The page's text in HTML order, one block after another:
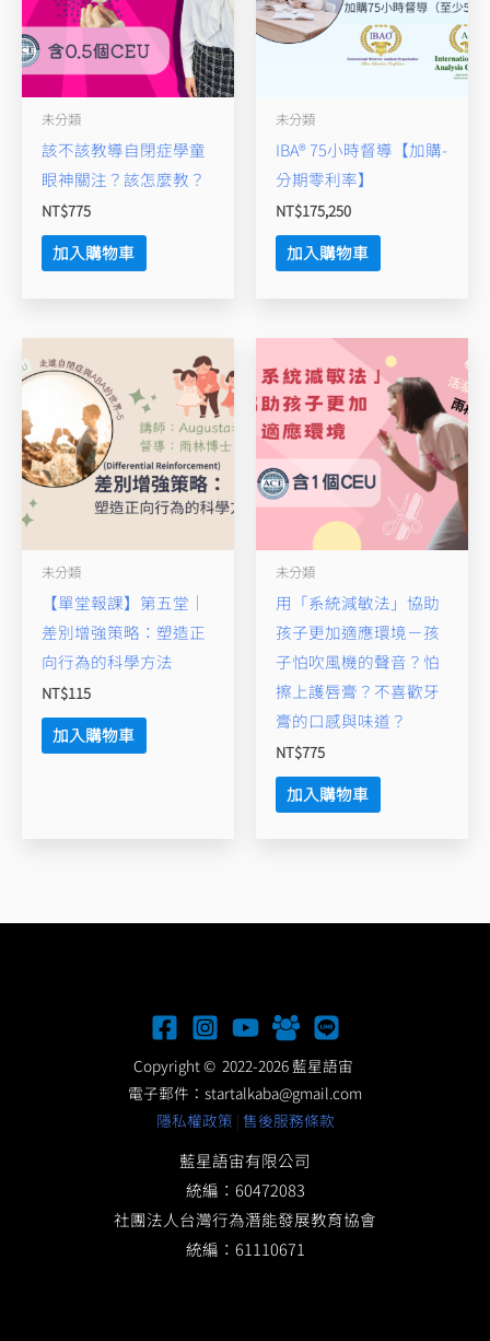
化
各
1
個】未分類
該不該教導自閉症學童
眼神關注？該怎麼教？
NT$775
加入購物車
未分類
IBA® 75小時督導【加購-
分期零利率】
NT$175,250
加入購物車
未分類
【單堂報課】第五堂｜
差別增強策略：塑造正
向行為的科學方法
NT$115
加入購物車
未分類
用「系統減敏法」協助
孩子更加適應環境－孩
子怕吹風機的聲音？怕
擦上護唇膏？不喜歡牙
膏的口感與味道？
NT$775
加入購物車
Copyright © 2022-2026 藍星語宙
電子郵件： startalkaba@gmail.com
隱私權政策 | 售後服務條款
藍星語宙有限公司
統編：60472083
社團法人台灣行為潛能發展教育協會
統編：61110671